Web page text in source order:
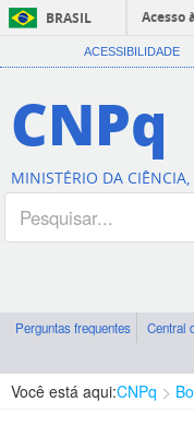
BRASIL
Acesso
ACESSIBILIDADE
CNPq
MINISTÉRIO DA
Perguntas frequentes Central
Você está aqui:CNPq